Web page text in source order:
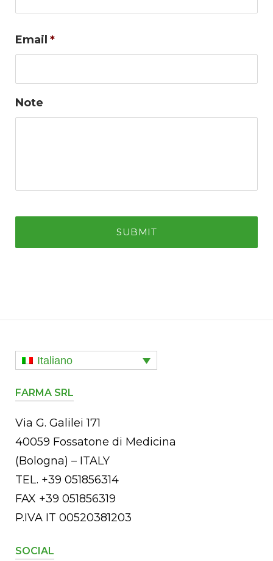
Email *
Note
Italiano
FARMA SRL
Via G. Galilei 171
40059 Fossatone di Medicina
(Bologna) – ITALY
TEL. +39 051856314
FAX +39 051856319
P.IVA IT 00520381203
SOCIAL